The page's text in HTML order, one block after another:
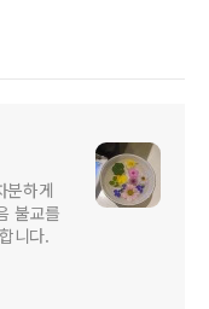
분하게
불교를
니다.